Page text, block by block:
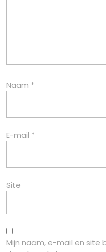
Naam *
E-mail *
Site
Mijn naam, e-mail en site